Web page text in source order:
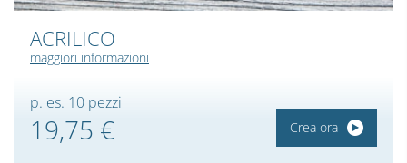
ACRILICO
maggiori informazioni
p. es. 10 pezzi
19,75 € Crea ora